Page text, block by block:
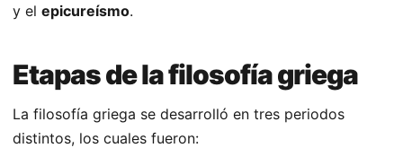
y el epicureísmo.
Etapas de la filosofía griega
La filosofía griega se desarrolló en tres periodos
distintos, los cuales fueron: